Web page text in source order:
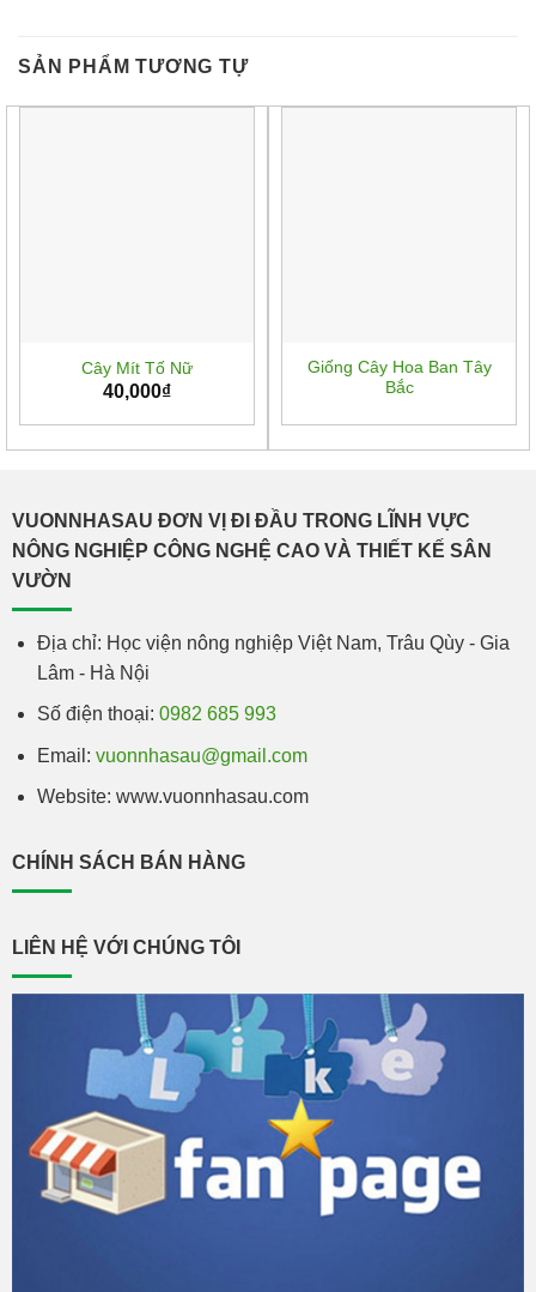
SẢN PHẨM TƯƠNG TỰ
Cây Mít Tố Nữ
40,000₫
Giống Cây Hoa Ban Tây
Bắc
VUONNHASAU ĐƠN VỊ ĐI ĐẦU TRONG LĨNH VỰC
NÔNG NGHIỆP CÔNG NGHỆ CAO VÀ THIẾT KẾ SÂN
VƯỜN
Địa chỉ: Học viện nông nghiệp Việt Nam, Trâu Qùy - Gia
Lâm - Hà Nội
Số điện thoại: 0982 685 993
Email: vuonnhasau@gmail.com
Website: www.vuonnhasau.com
CHÍNH SÁCH BÁN HÀNG
LIÊN HỆ VỚI CHÚNG TÔI